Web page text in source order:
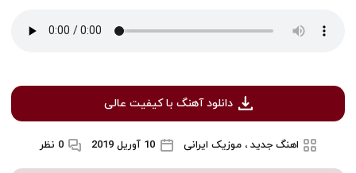
دانلود آهنگ با کیفیت عالی
اهنگ جدید ، موزیک ایرانی 10 آوریل 2019 0 نظر